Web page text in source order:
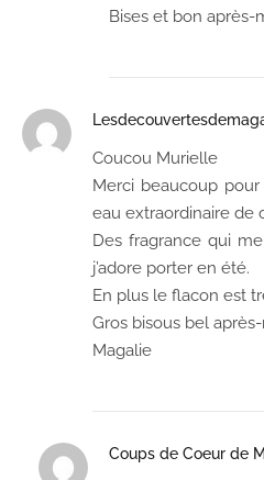
Bises et bon après-
Coucou Murielle
Merci beaucoup
eau extraordinaire de
Des fragrance qui
j’adore porter en été.
En plus le flacon est
Gros bisous bel
Magalie
Coups de Coeur de